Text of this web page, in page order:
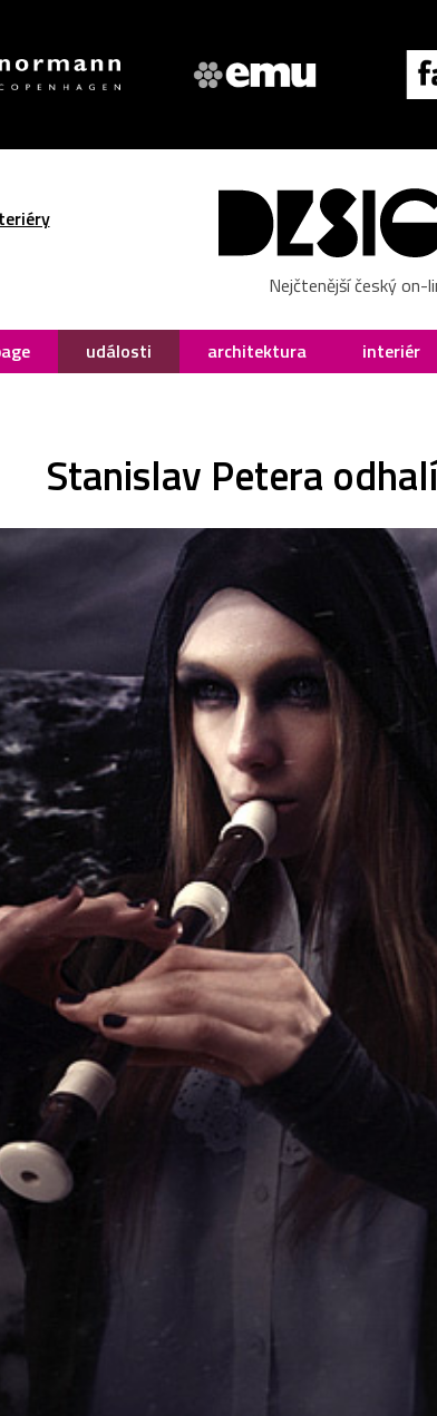
Nejčtenější český
události architektura interiér
Stanislav Petera